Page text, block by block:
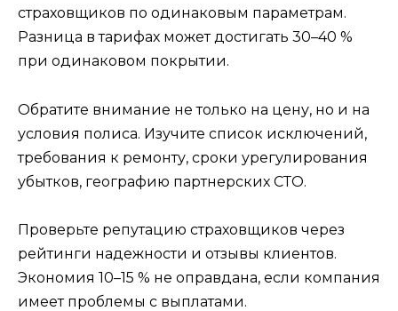
страховщиков по одинаковым параметрам.
Разница в тарифах может достигать 30–40 %
при одинаковом покрытии.
Обратите внимание не только на цену, но и на
условия полиса. Изучите список исключений,
требования к ремонту, сроки урегулирования
убытков, географию партнерских СТО.
Проверьте репутацию страховщиков через
рейтинги надежности и отзывы клиентов.
Экономия 10–15 % не оправдана, если компания
имеет проблемы с выплатами.